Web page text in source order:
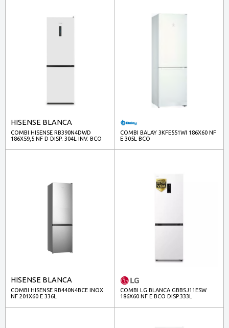
HISENSE BLANCA
COMBI HISENSE RB390N4DWD
186X59,5 NF D DISP. 304L INV. BCO
COMBI BALAY 3KFE551WI 186X60 NF
E 305L BCO
HISENSE BLANCA
COMBI HISENSE RB440N4BCE INOX
NF 201X60 E 336L
COMBI LG BLANCA GBBSJ11ESW
186X60 NF E BCO DISP.333L